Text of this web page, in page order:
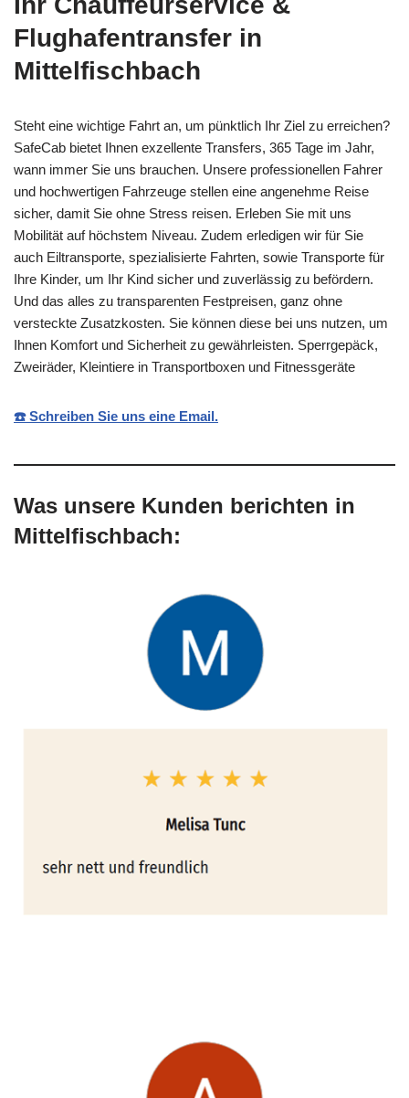
Flughafentransfer in
Mittelfischbach
Steht eine wichtige Fahrt an, um pünktlich Ihr Ziel zu erreichen?
SafeCab bietet Ihnen exzellente Transfers, 365 Tage im Jahr,
wann immer Sie uns brauchen. Unsere professionellen Fahrer
und hochwertigen Fahrzeuge stellen eine angenehme Reise
sicher, damit Sie ohne Stress reisen. Erleben Sie mit uns
Mobilität auf höchstem Niveau. Zudem erledigen wir für Sie
auch Eiltransporte, spezialisierte Fahrten, sowie Transporte für
Ihre Kinder, um Ihr Kind sicher und zuverlässig zu befördern.
Und das alles zu transparenten Festpreisen, ganz ohne
versteckte Zusatzkosten. Sie können diese bei uns nutzen, um
Ihnen Komfort und Sicherheit zu gewährleisten. Sperrgepäck,
Zweiräder, Kleintiere in Transportboxen und Fitnessgeräte
☎️ Schreiben Sie uns eine Email.
Was unsere Kunden berichten in
Mittelfischbach: